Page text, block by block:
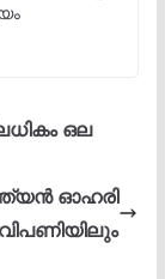
ഒല
ഓഹരി
വിപണിയിലും